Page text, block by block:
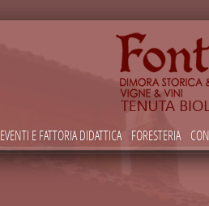
EVENTI E FATTORIA DIDATTICA FORESTERIA